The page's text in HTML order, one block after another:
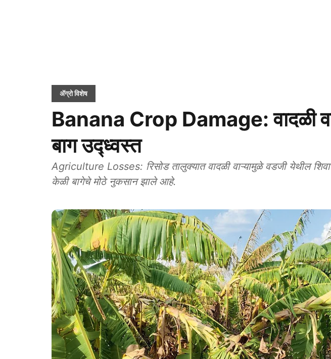
ॲग्रो विशेष
Banana Crop Damage: वादळी
बाग उद्ध्वस्त
Agriculture Losses: रिसोड तालुक्यात वादळी वाऱ्यामुळे वडजी येथील
केळी बागेचे मोठे नुकसान झाले आहे.